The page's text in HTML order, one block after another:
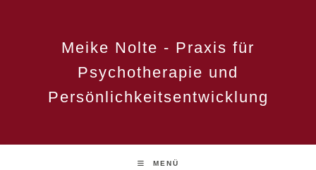
Meike Nolte - Praxis für
Psychotherapie und
Persönlichkeitsentwicklung
MENÜ